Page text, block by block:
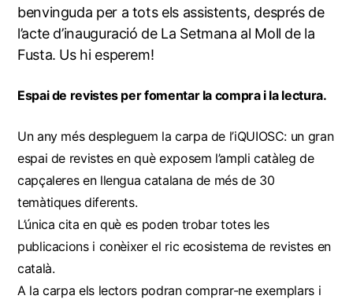
benvinguda per a tots els assistents, després de
l’acte d’inauguració de La Setmana al Moll de la
Fusta. Us hi esperem!
Espai de revistes per fomentar la compra i la lectura.
Un any més despleguem la carpa de l’iQUIOSC: un gran
espai de revistes en què exposem l’ampli catàleg de
capçaleres en llengua catalana de més de 30
temàtiques diferents.
L’única cita en què es poden trobar totes les
publicacions i conèixer el ric ecosistema de revistes en
català.
A la carpa els lectors podran comprar-ne exemplars i